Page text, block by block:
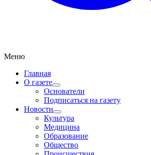
Меню
Главная
О газете
Основатели
Подписаться на газету
Новости
Культура
Медицина
Образование
Общество